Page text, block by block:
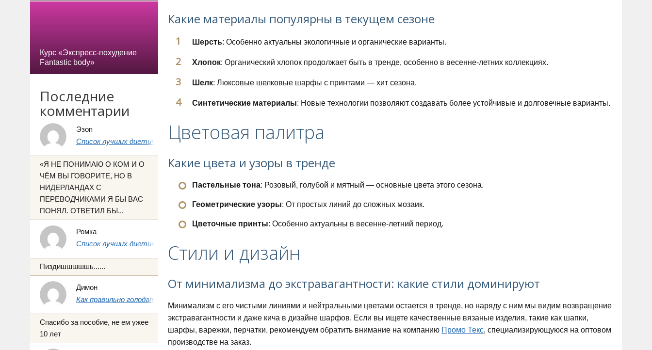
Какие материалы популярны в текущем сезоне
Шерсть: Особенно актуальны экологичные и органические варианты.
Хлопок: Органический хлопок продолжает быть в тренде, особенно в весенне-летних коллекциях.
Шелк: Люксовые шелковые шарфы с принтами — хит сезона.
Синтетические материалы: Новые технологии позволяют создавать более устойчивые и долговечные варианты.
Цветовая палитра
Какие цвета и узоры в тренде
Пастельные тона: Розовый, голубой и мятный — основные цвета этого сезона.
Геометрические узоры: От простых линий до сложных мозаик.
Цветочные принты: Особенно актуальны в весенне-летний период.
Стили и дизайн
От минимализма до экстравагантности: какие стили доминируют
Минимализм с его чистыми линиями и нейтральными цветами остается в тренде, но наряду с ним мы видим возвращение
экстравагантности и даже кича в дизайне шарфов. Если вы ищете качественные вязаные изделия, такие как шапки,
шарфы, варежки, перчатки, рекомендуем обратить внимание на компанию Промо Текс, специализирующуюся на оптовом
производстве на заказ.
Курс «Экспресс-похудение
Fantastic body»
Последние
комментарии
Эзоп
Список лучших диетических продуктов питания для похудения
«Я НЕ ПОНИМАЮ О КОМ И О
ЧЁМ ВЫ ГОВОРИТЕ, НО В
НИДЕРЛАНДАХ С
ПЕРЕВОДЧИКАМИ Я БЫ ВАС
ПОНЯЛ. ОТВЕТИЛ БЫ...
Ромка
Список лучших диетических продуктов питания для похудения
Пиздишшшшшь......
Димон
Как правильно голодать на воде 1, 3 и 7 дней
Спасибо за пособие, не ем ужее
10 лет